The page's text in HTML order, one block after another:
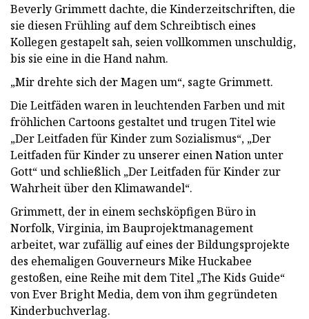
Beverly Grimmett dachte, die Kinderzeitschriften, die
sie diesen Frühling auf dem Schreibtisch eines
Kollegen gestapelt sah, seien vollkommen unschuldig,
bis sie eine in die Hand nahm.
„Mir drehte sich der Magen um“, sagte Grimmett.
Die Leitfäden waren in leuchtenden Farben und mit
fröhlichen Cartoons gestaltet und trugen Titel wie
„Der Leitfaden für Kinder zum Sozialismus“, „Der
Leitfaden für Kinder zu unserer einen Nation unter
Gott“ und schließlich „Der Leitfaden für Kinder zur
Wahrheit über den Klimawandel“.
Grimmett, der in einem sechsköpfigen Büro in
Norfolk, Virginia, im Bauprojektmanagement
arbeitet, war zufällig auf eines der Bildungsprojekte
des ehemaligen Gouverneurs Mike Huckabee
gestoßen, eine Reihe mit dem Titel „The Kids Guide“
von Ever Bright Media, dem von ihm gegründeten
Kinderbuchverlag.